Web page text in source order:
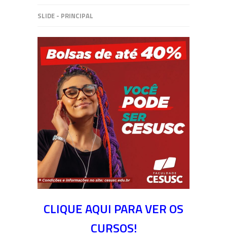
SLIDE - PRINCIPAL
CLIQUE AQUI PARA VER OS
CURSOS!